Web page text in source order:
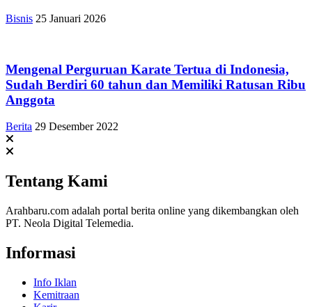
Bisnis 25 Januari 2026
Mengenal Perguruan Karate Tertua di Indonesia,
Sudah Berdiri 60 tahun dan Memiliki Ratusan Ribu
Anggota
Berita 29 Desember 2022
Tentang Kami
Arahbaru.com adalah portal berita online yang dikembangkan oleh
PT. Neola Digital Telemedia.
Informasi
Info Iklan
Kemitraan